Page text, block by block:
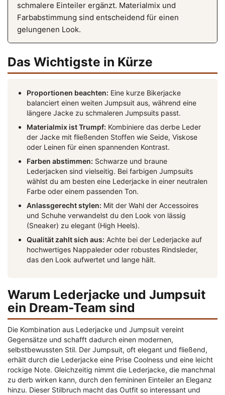
schmalere Einteiler ergänzt. Materialmix und
Farbabstimmung sind entscheidend für einen
gelungenen Look.
Das Wichtigste in Kürze
Proportionen beachten: Eine kurze Bikerjacke
balanciert einen weiten Jumpsuit aus, während eine
längere Jacke zu schmaleren Jumpsuits passt.
Materialmix ist Trumpf: Kombiniere das derbe Leder
der Jacke mit fließenden Stoffen wie Seide, Viskose
oder Leinen für einen spannenden Kontrast.
Farben abstimmen: Schwarze und braune
Lederjacken sind vielseitig. Bei farbigen Jumpsuits
wählst du am besten eine Lederjacke in einer neutralen
Farbe oder einem passenden Ton.
Anlassgerecht stylen: Mit der Wahl der Accessoires
und Schuhe verwandelst du den Look von lässig
(Sneaker) zu elegant (High Heels).
Qualität zahlt sich aus: Achte bei der Lederjacke auf
hochwertiges Nappaleder oder robustes Rindsleder,
das den Look aufwertet und lange hält.
Warum Lederjacke und Jumpsuit
ein Dream-Team sind
Die Kombination aus Lederjacke und Jumpsuit vereint
Gegensätze und schafft dadurch einen modernen,
selbstbewussten Stil. Der Jumpsuit, oft elegant und fließend,
erhält durch die Lederjacke eine Prise Coolness und eine leicht
rockige Note. Gleichzeitig nimmt die Lederjacke, die manchmal
zu derb wirken kann, durch den femininen Einteiler an Eleganz
hinzu. Dieser Stilbruch macht das Outfit so interessant und